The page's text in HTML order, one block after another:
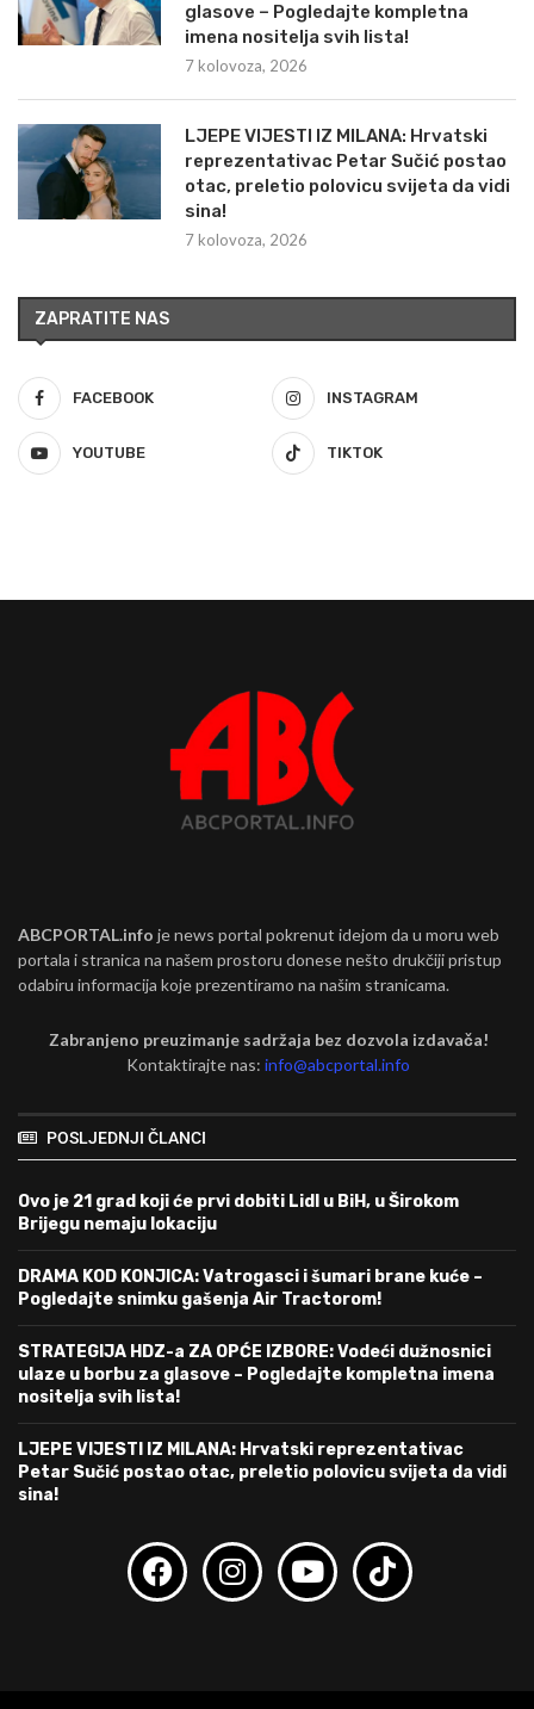
glasove – Pogledajte kompletna
imena nositelja svih lista!
7 kolovoza, 2026
LJEPE VIJESTI IZ MILANA: Hrvatski
reprezentativac Petar Sučić postao
otac, preletio polovicu svijeta da vidi
sina!
7 kolovoza, 2026
ZAPRATITE NAS
FACEBOOK INSTAGRAM
YOUTUBE TIKTOK
ABCPORTAL.info je news portal pokrenut idejom da u moru web
portala i stranica na našem prostoru donese nešto drukčiji pristup
odabiru informacija koje prezentiramo na našim stranicama.
Zabranjeno preuzimanje sadržaja bez dozvola izdavača!
Kontaktirajte nas:info@abcportal.info
POSLJEDNJI ČLANCI
Ovo je 21 grad koji će prvi dobiti Lidl u BiH, u Širokom
Brijegu nemaju lokaciju
DRAMA KOD KONJICA: Vatrogasci i šumari brane kuće –
Pogledajte snimku gašenja Air Tractorom!
STRATEGIJA HDZ-a ZA OPĆE IZBORE: Vodeći dužnosnici
ulaze u borbu za glasove – Pogledajte kompletna imena
nositelja svih lista!
LJEPE VIJESTI IZ MILANA: Hrvatski reprezentativac
Petar Sučić postao otac, preletio polovicu svijeta da vidi
sina!